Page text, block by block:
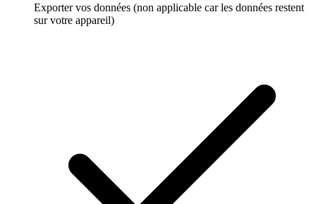
Exporter vos données (non applicable car les données restent
sur votre appareil)